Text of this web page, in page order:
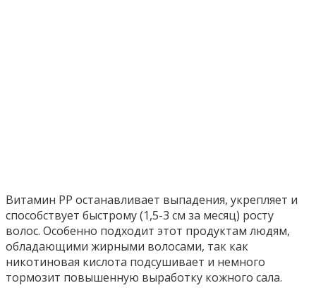
Витамин РР останавливает выпадения, укрепляет и
способствует быстрому (1,5-3 см за месяц) росту
волос. Особенно подходит этот продуктам людям,
обладающими жирными волосами, так как
никотиновая кислота подсушивает и немного
тормозит повышенную выработку кожного сала.